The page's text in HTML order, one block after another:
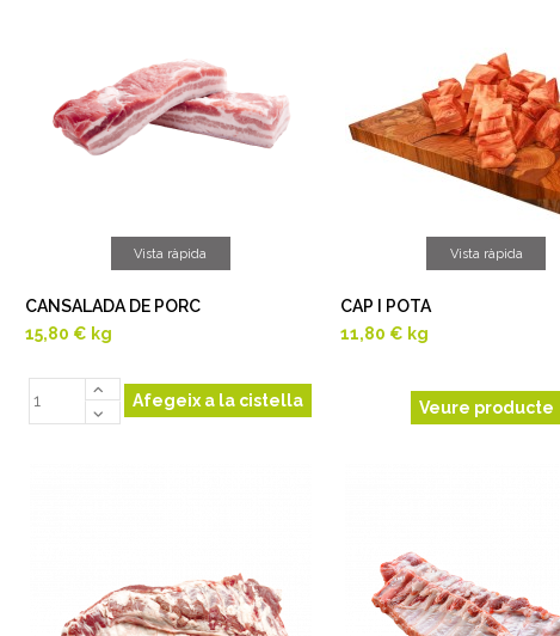
Vista ràpida
CANSALADA DE PORC
Afegeix a la cistella
15,80 € kg
Vista ràpida
CAP I POTA
Veure producte
11,80 € kg